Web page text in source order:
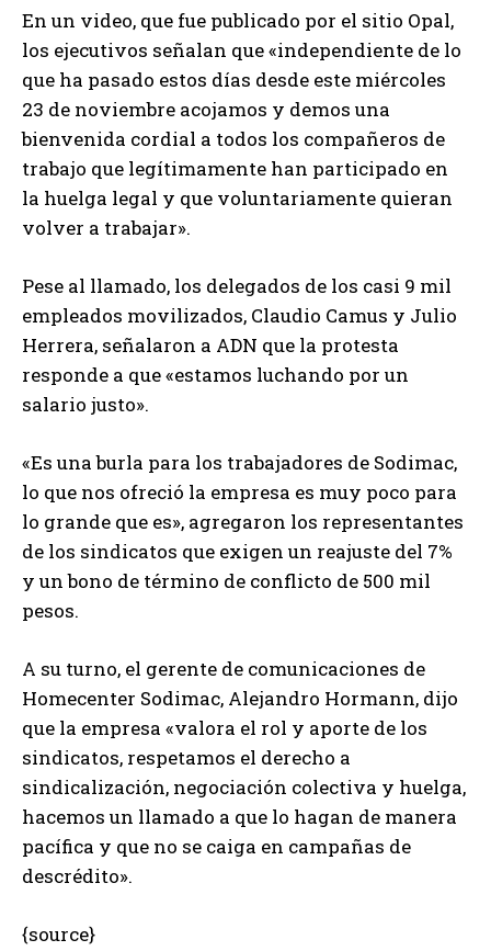
En un video, que fue publicado por el sitio Opal,
los ejecutivos señalan que «independiente de lo
que ha pasado estos días desde este miércoles
23 de noviembre acojamos y demos una
bienvenida cordial a todos los compañeros de
trabajo que legítimamente han participado en
la huelga legal y que voluntariamente quieran
volver a trabajar».
Pese al llamado, los delegados de los casi 9 mil
empleados movilizados, Claudio Camus y Julio
Herrera, señalaron a ADN que la protesta
responde a que «estamos luchando por un
salario justo».
«Es una burla para los trabajadores de Sodimac,
lo que nos ofreció la empresa es muy poco para
lo grande que es», agregaron los representantes
de los sindicatos que exigen un reajuste del 7%
y un bono de término de conflicto de 500 mil
pesos.
A su turno, el gerente de comunicaciones de
Homecenter Sodimac, Alejandro Hormann, dijo
que la empresa «valora el rol y aporte de los
sindicatos, respetamos el derecho a
sindicalización, negociación colectiva y huelga,
hacemos un llamado a que lo hagan de manera
pacífica y que no se caiga en campañas de
descrédito».
{source}